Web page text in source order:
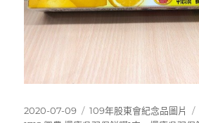
發
2020-07-09
分
109年股東會紀念品圖片